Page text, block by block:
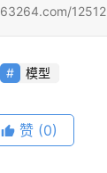
12512
模型
赞 (0)